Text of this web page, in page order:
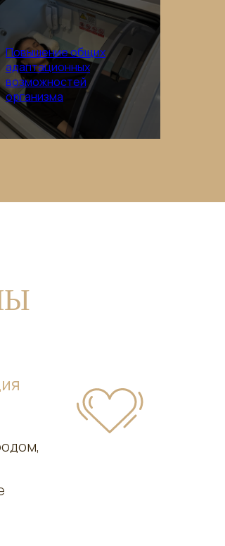
Повышение общих
адаптационных
возможностей
организма
Подробнее